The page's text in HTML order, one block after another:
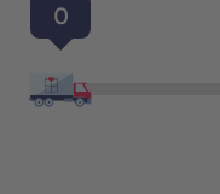
0